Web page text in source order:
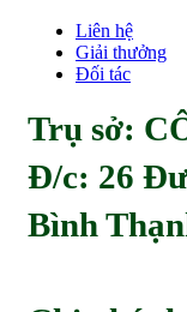
Liên hệ
Giải thưởng
Đối tác
Trụ sở:
Đ/c: 26
Bình